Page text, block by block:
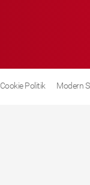
Cookie Politik Modern